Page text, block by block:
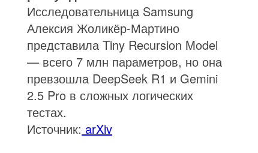
Исследовательница Samsung
Алексия Жоликёр-Мартино
представила Tiny Recursion Model
— всего 7 млн параметров, но она
превзошла DeepSeek R1 и Gemini
2.5 Pro в сложных логических
тестах.
Источник: arXiv